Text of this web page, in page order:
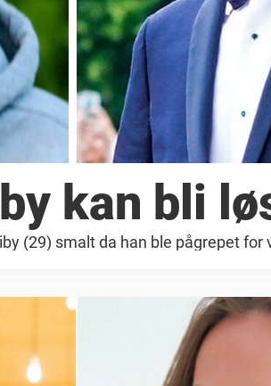
kan bli
(29) smalt da han ble pågrepet for